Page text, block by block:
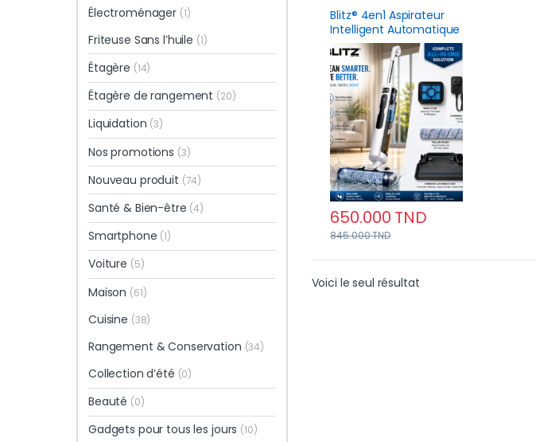
Blitz® 4en1 Aspirateur
Intelligent Automatique
Sans Fil Robot Laveur Sol
Professionnel Puissant,
Léger, Silencieux
650.000 TND
845.000TND
Voici le seul résultat
Électroménager (1)
Friteuse Sans l’huile (1)
Étagère (14)
Étagère de rangement (20)
Liquidation (3)
Nos promotions (3)
Nouveau produit (74)
Santé & Bien-être (4)
Smartphone (1)
Voiture (5)
Maison (61)
Cuisine (38)
Rangement & Conservation (34)
Collection d’été (0)
Beauté (0)
Gadgets pour tous les jours (10)